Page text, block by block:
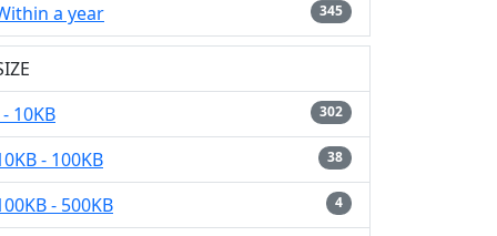
a year 345
- 10KB
302
- 100KB 38
- 500KB 4